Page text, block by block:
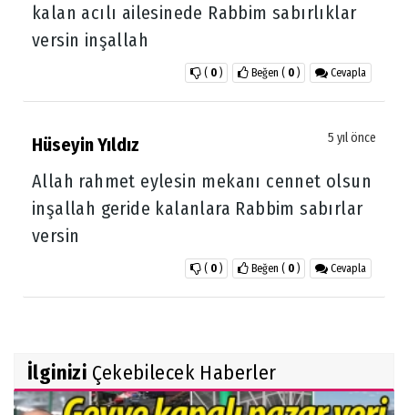
kalan acılı ailesinede Rabbim sabırlıklar
versin inşallah
Cevapla
Beğen ( 0 )
( 0 )
Hüseyin Yıldız 5 yıl önce
Allah rahmet eylesin mekanı cennet olsun
inşallah geride kalanlara Rabbim sabırlar
versin
Cevapla
Beğen ( 0 )
( 0 )
İlginizi Çekebilecek Haberler